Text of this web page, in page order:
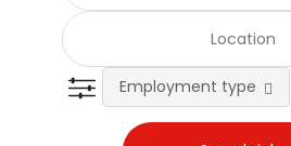
Employment type